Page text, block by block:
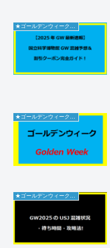
★ゴールデンウィーク2026
★ゴールデンウィーク2026